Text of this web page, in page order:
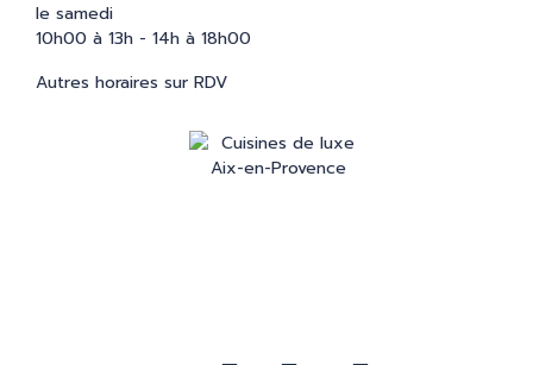
le samedi
10h00 à 13h - 14h à 18h00
Autres horaires sur RDV